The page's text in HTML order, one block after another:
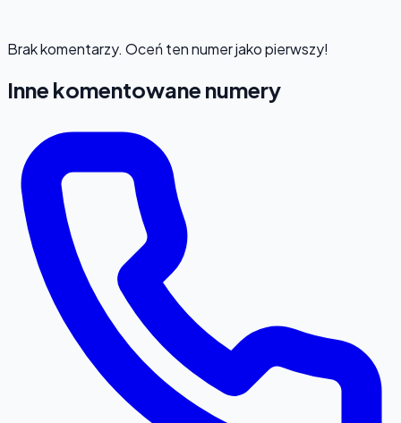
Brak komentarzy. Oceń ten numer jako pierwszy!
Inne komentowane numery